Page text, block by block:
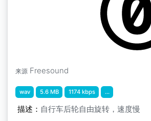
来源 Freesound
wav 5.6 MB 1174 kbps ...
描述： 自行车后轮自由旋转，速度慢